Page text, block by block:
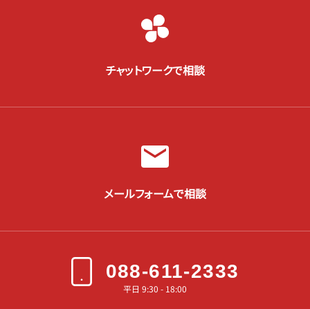
チャットワークで相談
メールフォームで相談
088-611-2333
平日 9:30 - 18:00